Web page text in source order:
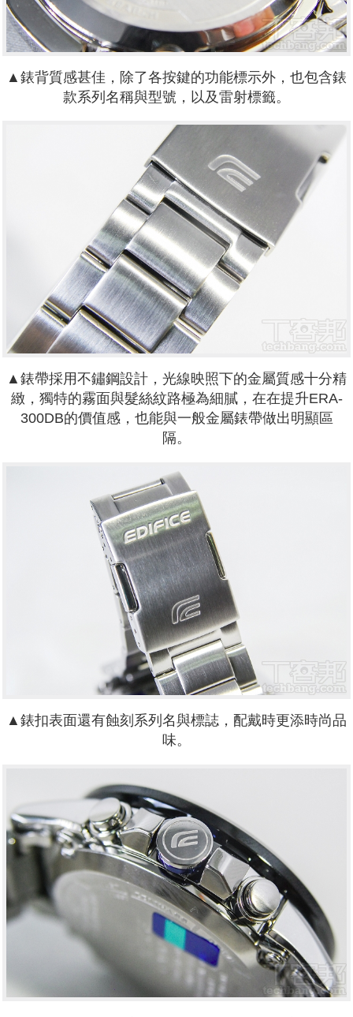
▲錶背質感甚佳，除了各按鍵的功能標示外，也包含錶
款系列名稱與型號，以及雷射標籤。
▲錶帶採用不鏽鋼設計，光線映照下的金屬質感十分精
緻，獨特的霧面與髮絲紋路極為細膩，在在提升ERA-
300DB的價值感，也能與一般金屬錶帶做出明顯區
隔。
▲錶扣表面還有蝕刻系列名與標誌，配戴時更添時尚品
味。